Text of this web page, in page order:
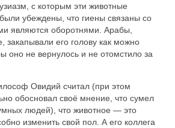
с которым эти животные
убеждены, что гиены связаны со
являются оборотнями. Арабы,
закапывали его голову как можно
оно не вернулось и не отомстило за
Овидий считал (при этом
обосновал своё мнение, что сумел
людей), что животное — это
изменить свой пол. А его коллега